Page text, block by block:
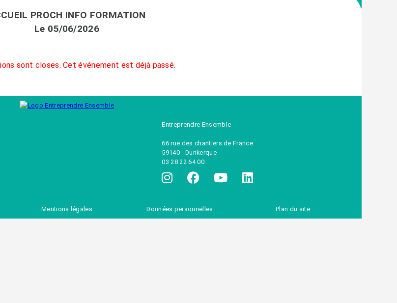
PROCH INFO FORMATION
Le 05/06/2026
sont closes. Cet événement est déjà passé.
Entreprendre Ensemble
66 rue des chantiers de France
59140 - Dunkerque
03 28 22 64 00
Mentions légales Données personnelles Plan du site